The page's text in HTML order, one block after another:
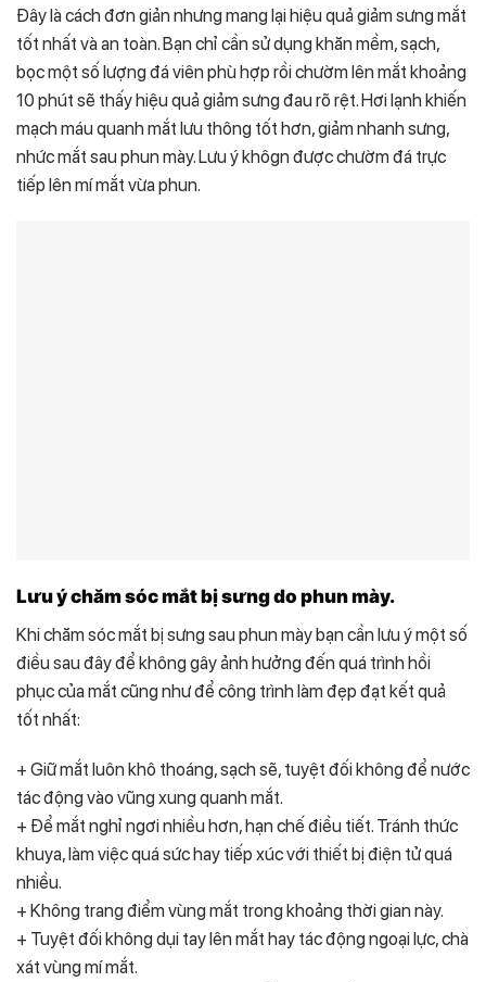
Đây là cách đơn giản nhưng mang lại hiệu quả giảm sưng mắt
tốt nhất và an toàn. Bạn chỉ cần sử dụng khăn mềm, sạch,
bọc một số lượng đá viên phù hợp rồi chườm lên mắt khoảng
10 phút sẽ thấy hiệu quả giảm sưng đau rõ rệt. Hơi lạnh khiến
mạch máu quanh mắt lưu thông tốt hơn, giảm nhanh sưng,
nhức mắt sau phun mày. Lưu ý khôgn được chườm đá trực
tiếp lên mí mắt vừa phun.
Lưu ý chăm sóc mắt bị sưng do phun mày.
Khi chăm sóc mắt bị sưng sau phun mày bạn cần lưu ý một số
điều sau đây để không gây ảnh hưởng đến quá trình hồi
phục của mắt cũng như để công trình làm đẹp đạt kết quả
tốt nhất:
+ Giữ mắt luôn khô thoáng, sạch sẽ, tuyệt đối không để nước
tác động vào vũng xung quanh mắt.
+ Để mắt nghỉ ngơi nhiều hơn, hạn chế điều tiết. Tránh thức
khuya, làm việc quá sức hay tiếp xúc với thiết bị điện tử quá
nhiều.
+ Không trang điểm vùng mắt trong khoảng thời gian này.
+ Tuyệt đối không dụi tay lên mắt hay tác động ngoại lực, chà
xát vùng mí mắt.